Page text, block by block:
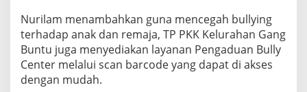
Nurilam menambahkan guna mencegah bullying
terhadap anak dan remaja, TP PKK Kelurahan Gang
Buntu juga menyediakan layanan Pengaduan Bully
Center melalui scan barcode yang dapat di akses
dengan mudah.